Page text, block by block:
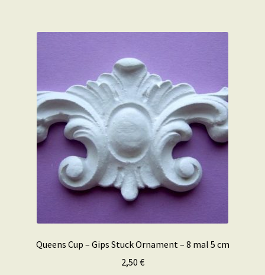
Queens Cup – Gips Stuck Ornament – 8 mal 5 cm
2,50 €